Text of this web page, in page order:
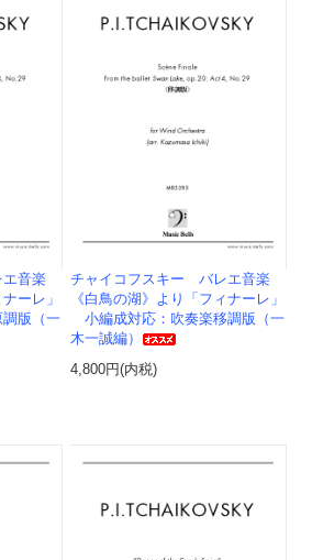
音楽
ーレ」
版（一
チャイコフスキー バレエ音楽
《白鳥の湖》より「フィナーレ」
小編成対応：吹奏楽移調版（一
木一誠編）
4,800円(内税)